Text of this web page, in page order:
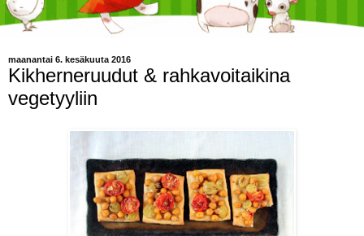
maanantai 6. kesäkuuta 2016
Kikherneruudut & rahkavoitaikina
vegetyyliin